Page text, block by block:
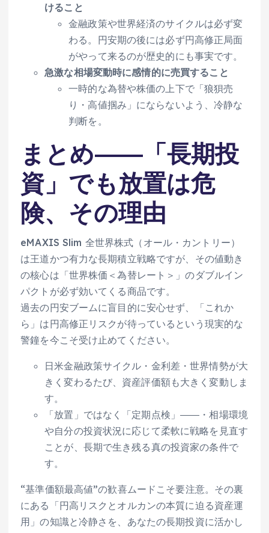
けること
金融政策や世界経済のサイクルは必ず変
わる。円安期の後には必ず円高修正局面
がやって来るのが歴史的にも事実です。
急激な相場変動時に感情的に売買すること
一時的な為替や株価の上下で「狼狽売
り・高値掴み」にならないよう、冷静な
判断を。
まとめ――「長期投
資」でも放置は危
険、その理由
eMAXIS Slim 全世界株式（オール・カントリー）
は王道かつ有力な長期積立戦略ですが、その値動き
の核心は「世界株価＜為替レート＞」のダブルイン
パクトが必ず効いてくる商品です。
過去の円安ブームに盲目的に安心せず、「これか
ら」は円高修正リスクが待っているという現実的な
警鐘を今こそ受け止めてください。
日米金融政策サイクル・金利差・世界情勢が大
きく変わるたび、資産評価額も大きく変動しま
す。
「放置」ではなく「定期点検」――・相場環境
や自分の投資状況に応じて柔軟に戦略を見直す
ことが、長期で生き残る真の投資家の条件で
す。
“基準価額最高値”の歓喜ムードこそ要注意。その裏
にある「円高リスクとオルカンの本質に迫る資産運
用」の知識と冷静さを、あなたの長期投資に活かし